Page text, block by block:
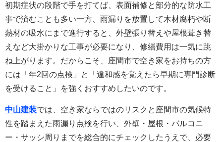
初期症状の段階で手を打てば、表面補修と部分的な防水工
事で済むことも多い一方、雨漏りを放置して木材腐朽や断
熱材の吸水にまで進行すると、外壁張り替えや屋根葺き替
えなど大掛かりな工事が必要になり、修繕費用は一気に跳
ね上がります。だからこそ、座間市で空き家をお持ちの方
には「年2回の点検」と「違和感を覚えたら早期に専門診断
を受けること」を強くおすすめしたいのです。
中山建装では、空き家ならではのリスクと座間市の気候特
性を踏まえた雨漏り点検を行い、外壁・屋根・バルコニ
ー・サッシ周りまでを総合的にチェックしたうえで、必要